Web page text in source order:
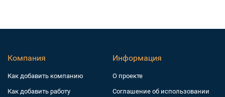
Компания
Как добавить компанию
Как добавить работу
Информация
О проекте
Соглашение об использовании